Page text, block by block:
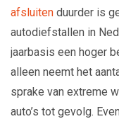
afsluiten duurder is
autodiefstallen in
jaarbasis een hoger
alleen neemt het
sprake van extreme
auto’s tot gevolg.